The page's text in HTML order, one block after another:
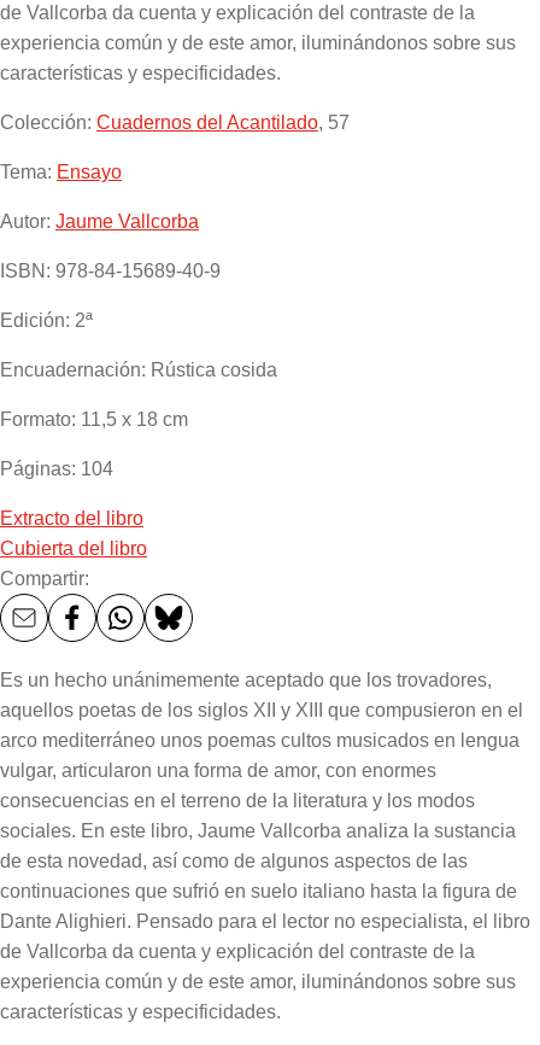
de Vallcorba da cuenta y explicación del contraste de la
experiencia común y de este amor, iluminándonos sobre sus
características y especificidades.
Colección: Cuadernos del Acantilado, 57
Tema: Ensayo
Autor: Jaume Vallcorba
ISBN: 978-84-15689-40-9
Edición: 2ª
Encuadernación: Rústica cosida
Formato: 11,5 x 18 cm
Páginas: 104
Extracto del libro
Cubierta del libro
Compartir:
Es un hecho unánimemente aceptado que los trovadores,
aquellos poetas de los siglos XII y XIII que compusieron en el
arco mediterráneo unos poemas cultos musicados en lengua
vulgar, articularon una forma de amor, con enormes
consecuencias en el terreno de la literatura y los modos
sociales. En este libro, Jaume Vallcorba analiza la sustancia
de esta novedad, así como de algunos aspectos de las
continuaciones que sufrió en suelo italiano hasta la figura de
Dante Alighieri. Pensado para el lector no especialista, el libro
de Vallcorba da cuenta y explicación del contraste de la
experiencia común y de este amor, iluminándonos sobre sus
características y especificidades.